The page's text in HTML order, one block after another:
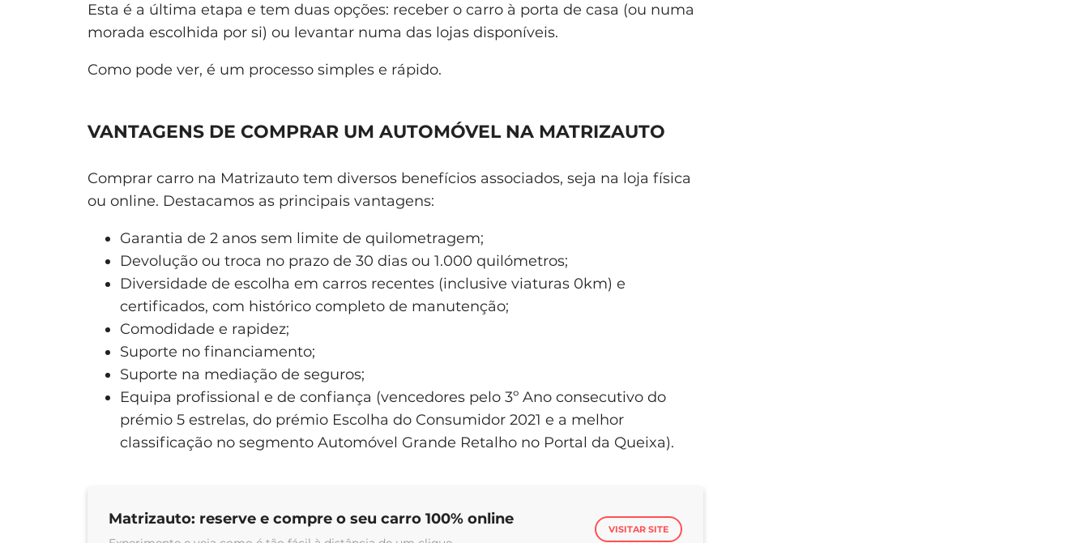
Esta é a última etapa e tem duas opções: receber o carro à porta de casa (ou numa
morada escolhida por si) ou levantar numa das lojas disponíveis.
Como pode ver, é um processo simples e rápido.
VANTAGENS DE COMPRAR UM AUTOMÓVEL NA MATRIZAUTO
Comprar carro na Matrizauto tem diversos benefícios associados, seja na loja física
ou online. Destacamos as principais vantagens:
Garantia de 2 anos sem limite de quilometragem;
Devolução ou troca no prazo de 30 dias ou 1.000 quilómetros;
Diversidade de escolha em carros recentes (inclusive viaturas 0km) e
certificados, com histórico completo de manutenção;
Comodidade e rapidez;
Suporte no financiamento;
Suporte na mediação de seguros;
Equipa profissional e de confiança (vencedores pelo 3º Ano consecutivo do
prémio 5 estrelas, do prémio Escolha do Consumidor 2021 e a melhor
classificação no segmento Automóvel Grande Retalho no Portal da Queixa).
Matrizauto: reserve e compre o seu carro 100% online
VISITAR SITE